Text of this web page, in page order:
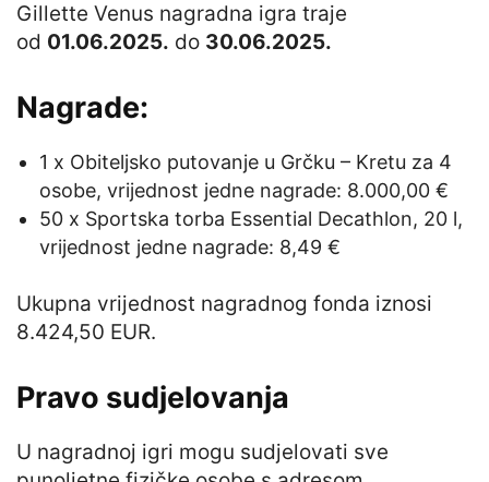
Gillette Venus nagradna igra traje
od 01.06.2025. do 30.06.2025.
Nagrade:
1 x Obiteljsko putovanje u Grčku – Kretu za 4
osobe, vrijednost jedne nagrade: 8.000,00 €
50 x Sportska torba Essential Decathlon, 20 l,
vrijednost jedne nagrade: 8,49 €
Ukupna vrijednost nagradnog fonda iznosi
8.424,50 EUR.
Pravo sudjelovanja
U nagradnoj igri mogu sudjelovati sve